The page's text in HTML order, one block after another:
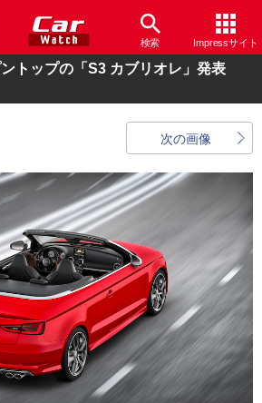
検索 Impressサイト
トップの「S3 カブリオレ」発表
次の画像